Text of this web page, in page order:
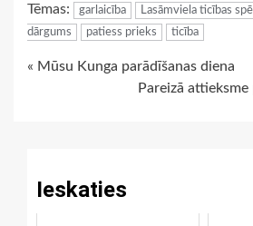
Tēmas: garlaicība Lasāmviela ticības
dārgums
patiess prieks ticība
Continue
« Mūsu Kunga parādīšanas diena
Pareizā
Ieskaties